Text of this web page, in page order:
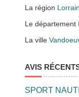
La région
Le département
La ville
AVIS
SPORT